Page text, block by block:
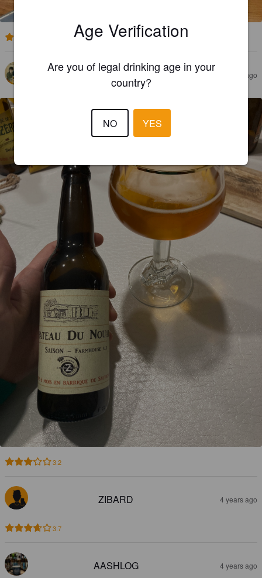
ELIOT M 4 years ago
3.2
ZIBARD 4 years ago
3.7
AASHLOG 4 years ago
Age Verification
Are you of legal drinking age in your
country?
NO YES